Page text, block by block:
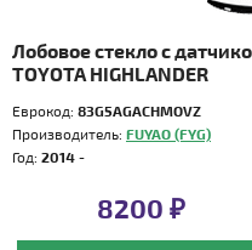
Лобовое стекло с
TOYOTA HIGHLANDER
Еврокод: 83G5AGACHMOVZ
Производитель: FUYAO (FYG)
Год: 2014 -
8200 ₽